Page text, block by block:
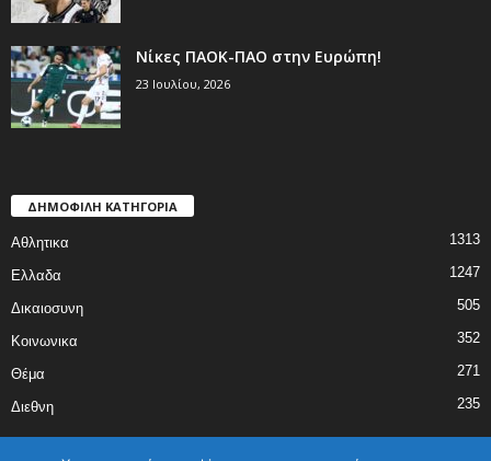
Νίκες ΠΑΟΚ-ΠΑΟ στην Ευρώπη!
23 Ιουλίου, 2026
ΔΗΜΟΦΙΛΗ ΚΑΤΗΓΟΡΙΑ
Αθλητικα 1313
Ελλαδα 1247
Δικαιοσυνη 505
Κοινωνικα 352
Θέμα 271
Διεθνη 235